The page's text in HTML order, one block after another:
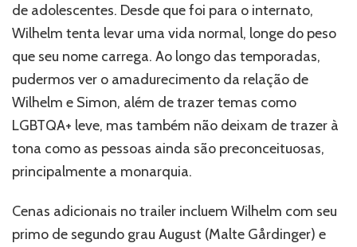
de adolescentes. Desde que foi para o internato,
Wilhelm tenta levar uma vida normal, longe do peso
que seu nome carrega. Ao longo das temporadas,
pudermos ver o amadurecimento da relação de
Wilhelm e Simon, além de trazer temas como
LGBTQA+ leve, mas também não deixam de trazer à
tona como as pessoas ainda são preconceituosas,
principalmente a monarquia.
Cenas adicionais no trailer incluem Wilhelm com seu
primo de segundo grau August (Malte Gårdinger) e